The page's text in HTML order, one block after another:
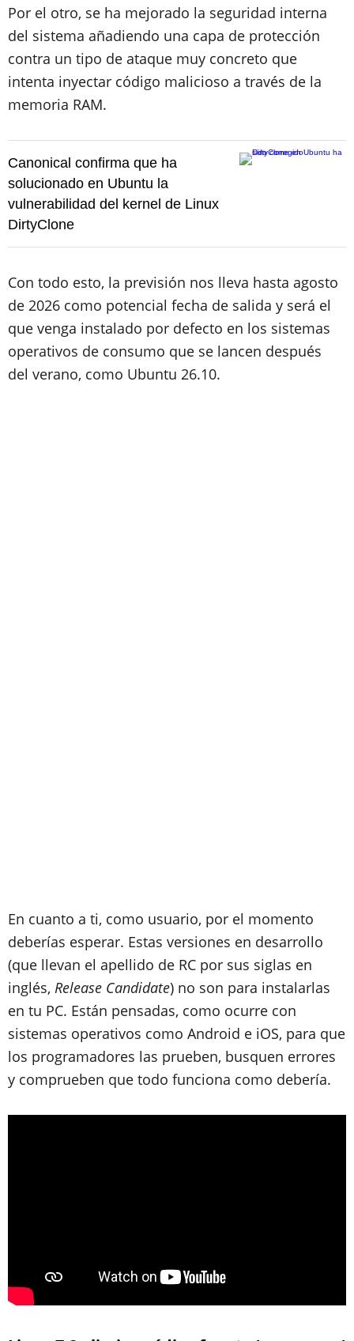
Por el otro, se ha mejorado la seguridad interna
del sistema añadiendo una capa de protección
contra un tipo de ataque muy concreto que
intenta inyectar código malicioso a través de la
memoria RAM.
Canonical confirma que ha
solucionado en Ubuntu la
vulnerabilidad del kernel de Linux
DirtyClone
Con todo esto, la previsión nos lleva hasta agosto
de 2026 como potencial fecha de salida y será el
que venga instalado por defecto en los sistemas
operativos de consumo que se lancen después
del verano, como Ubuntu 26.10.
En cuanto a ti, como usuario, por el momento
deberías esperar. Estas versiones en desarrollo
(que llevan el apellido de RC por sus siglas en
inglés, Release Candidate) no son para instalarlas
en tu PC. Están pensadas, como ocurre con
sistemas operativos como Android e iOS, para que
los programadores las prueben, busquen errores
y comprueben que todo funciona como debería.